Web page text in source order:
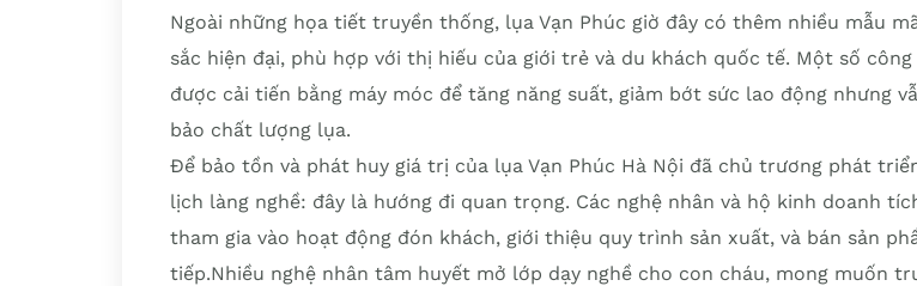
Ngoài những họa tiết truyền thống, lụa Vạn Phúc giờ đây có thêm nhiều mẫu
sắc hiện đại, phù hợp với thị hiếu của giới trẻ và du khách quốc tế. Một số công
được cải tiến bằng máy móc để tăng năng suất, giảm bớt sức lao động nhưng
bảo chất lượng lụa.
Để bảo tồn và phát huy giá trị của lụa Vạn Phúc Hà Nội đã chủ trương phát
lịch làng nghề: đây là hướng đi quan trọng. Các nghệ nhân và hộ kinh doanh
tham gia vào hoạt động đón khách, giới thiệu quy trình sản xuất, và bán sản
tiếp.Nhiều nghệ nhân tâm huyết mở lớp dạy nghề cho con cháu, mong muốn